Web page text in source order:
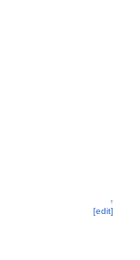
↑
[edit]